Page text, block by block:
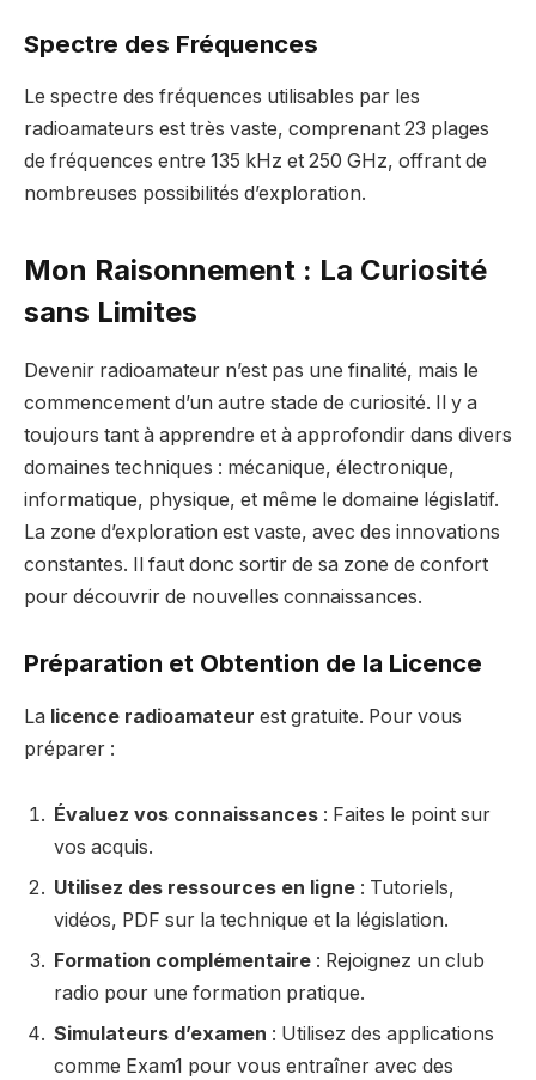
Spectre des Fréquences
Le spectre des fréquences utilisables par les
radioamateurs est très vaste, comprenant 23 plages
de fréquences entre 135 kHz et 250 GHz, offrant de
nombreuses possibilités d’exploration.
Mon Raisonnement : La Curiosité
sans Limites
Devenir radioamateur n’est pas une finalité, mais le
commencement d’un autre stade de curiosité. Il y a
toujours tant à apprendre et à approfondir dans divers
domaines techniques : mécanique, électronique,
informatique, physique, et même le domaine législatif.
La zone d’exploration est vaste, avec des innovations
constantes. Il faut donc sortir de sa zone de confort
pour découvrir de nouvelles connaissances.
Préparation et Obtention de la Licence
La licence radioamateur est gratuite. Pour vous
préparer :
Évaluez vos connaissances : Faites le point sur
vos acquis.
Utilisez des ressources en ligne : Tutoriels,
vidéos, PDF sur la technique et la législation.
Formation complémentaire : Rejoignez un club
radio pour une formation pratique.
Simulateurs d’examen : Utilisez des applications
comme Exam1 pour vous entraîner avec des